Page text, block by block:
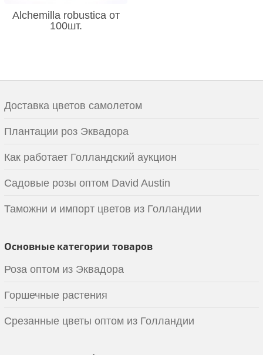
Alchemilla robustica от
100шт.
Доставка цветов самолетом
Плантации роз Эквадора
Как работает Голландский аукцион
Садовые розы оптом David Austin
Таможни и импорт цветов из Голландии
Основные категории товаров
Роза оптом из Эквадора
Горшечные растения
Срезанные цветы оптом из Голландии